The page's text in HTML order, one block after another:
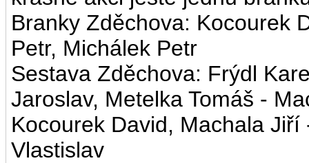
Branky Zděchova: Kocourek
Petr, Michálek Petr
Sestava Zděchova: Frýdl
Jaroslav, Metelka Tomáš -
Kocourek David, Machala
Vlastislav